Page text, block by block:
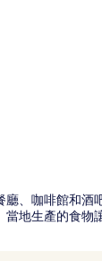
廳、咖啡館和酒
當地生產的食物